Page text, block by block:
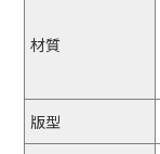
材質
版型